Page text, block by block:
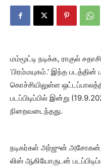
மம்மூட்டி நடிக்க, ராகுல்
‘பிரம்மயுகம்.’ இந்த
கொச்சியிலுள்ள
படப்பிடிப்பில் இன்று
நிறைவடைந்தது.
நடிகர்கள் அர்ஜுன் அசோகன்,
லிஸ் ஆகியோருடன்